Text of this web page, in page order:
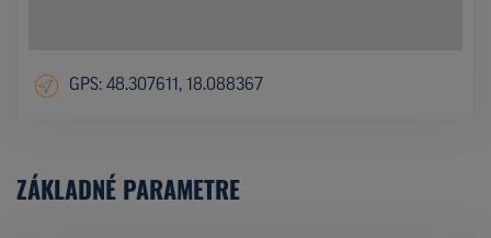
GPS: 48.307611, 18.088367
ZÁKLADNÉ PARAMETRE